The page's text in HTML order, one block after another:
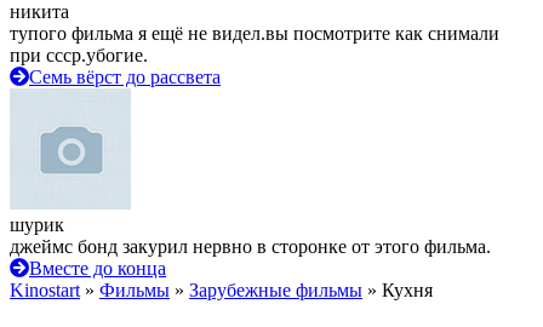
никита
тупого фильма я ещё не видел.вы посмотрите как снимали
при ссср.убогие.
Семь вёрст до рассвета
шурик
джеймс бонд закурил нервно в сторонке от этого фильма.
Вместе до конца
Kinostart » Фильмы » Зарубежные фильмы » Кухня